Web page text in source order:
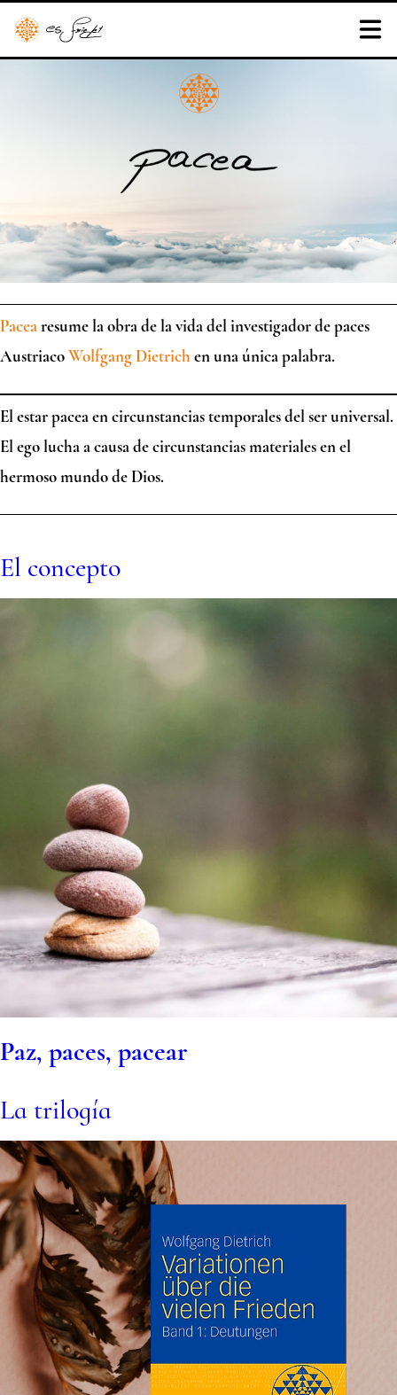
Pacea resume la obra de la vida del investigador de paces
Austriaco Wolfgang Dietrich en una única palabra.
El estar pacea en circunstancias temporales del ser universal.
El ego lucha a causa de circunstancias materiales en el
hermoso mundo de Dios.
El concepto
Paz, paces, pacear
La trilogía